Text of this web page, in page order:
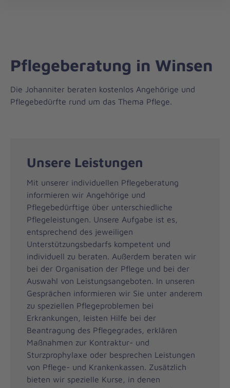
Pflegeberatung in Winsen
Die Johanniter beraten kostenlos Angehörige und
Pflegebedürfte rund um das Thema Pflege.
Unsere Leistungen
Mit unserer individuellen Pflegeberatung
informieren wir Angehörige und
Pflegebedürftige über unterschiedliche
Pflegeleistungen. Unsere Aufgabe ist es,
entsprechend des jeweiligen
Unterstützungsbedarfs kompetent und
individuell zu beraten. Außerdem beraten wir
bei der Organisation der Pflege und bei der
Auswahl von Leistungsangeboten. In unseren
Gesprächen informieren wir Sie unter anderem
zu speziellen Pflegeproblemen bei
Erkrankungen, leisten Hilfe bei der
Beantragung des Pflegegrades, erklären
Maßnahmen zur Kontraktur- und
Sturzprophylaxe oder besprechen Leistungen
von Pflege- und Krankenkassen. Zusätzlich
bieten wir spezielle Kurse, in denen